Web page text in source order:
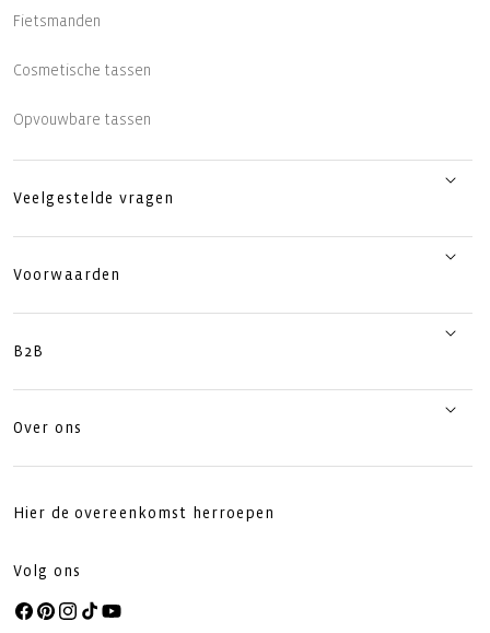
Fietsmanden
Cosmetische tassen
Opvouwbare tassen
Veelgestelde vragen
Voorwaarden
B2B
Over ons
Hier de overeenkomst herroepen
Volg ons
Facebook
Pinterest
Instagram
TikTokYouTube